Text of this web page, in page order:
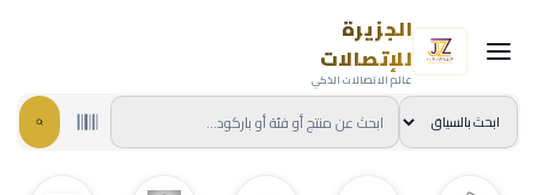
الجزيرة
للإتصالات
عالم الاتصالات الذكي